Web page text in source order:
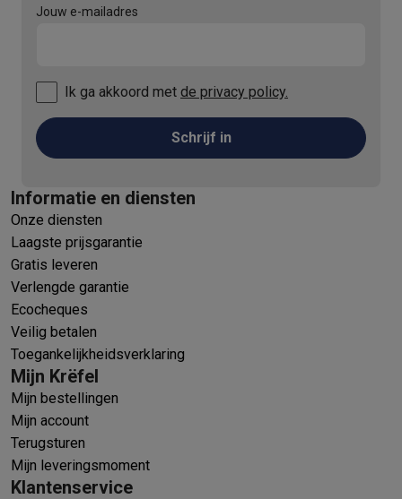
Jouw e-mailadres
Ik ga akkoord met de privacy policy.
Schrijf in
Informatie en diensten
Onze diensten
Laagste prijsgarantie
Gratis leveren
Verlengde garantie
Ecocheques
Veilig betalen
Toegankelijkheidsverklaring
Mijn Krëfel
Mijn bestellingen
Mijn account
Terugsturen
Mijn leveringsmoment
Klantenservice